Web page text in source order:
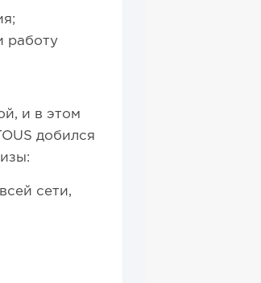
работу
и в этом
добился
сети,